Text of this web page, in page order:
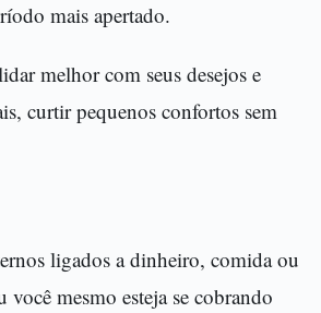
mais apertado.
melhor com seus desejos e
curtir pequenos confortos sem
ligados a dinheiro, comida ou
mesmo esteja se cobrando